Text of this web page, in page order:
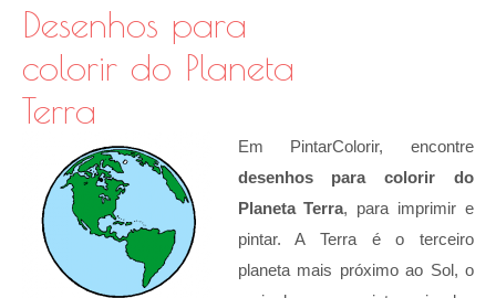
Desenhos para
colorir do Planeta
Terra
Em PintarColorir, encontre
desenhos para colorir do
Planeta Terra, para imprimir e
pintar. A Terra é o terceiro
planeta mais próximo ao Sol, o